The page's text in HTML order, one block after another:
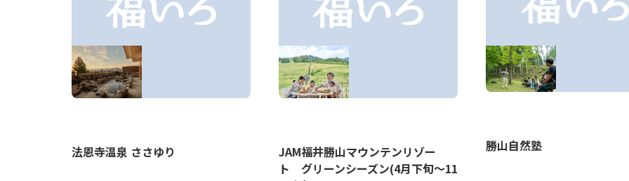
法恩寺温泉 ささゆり
JAM福井勝山マウンテンリゾー
ト グリーンシーズン(4月下旬～11
勝山自然塾